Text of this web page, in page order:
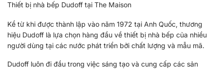
Thiết bị nhà bếp Dudoff tại The Maison
Kể từ khi được thành lập vào năm 1972 tại Anh Quốc, thương
hiệu Dudoff là lựa chọn hàng đầu về thiết bị nhà bếp của nhiều
người dùng tại các nước phát triển bởi chất lượng và mẫu mã.
Dudoff luôn đi đầu trong việc sáng tạo và cung cấp các sản